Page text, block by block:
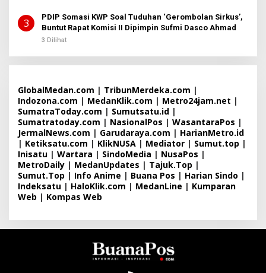
3
PDIP Somasi KWP Soal Tuduhan ‘Gerombolan Sirkus’,
Buntut Rapat Komisi II Dipimpin Sufmi Dasco Ahmad
3 Dilihat
GlobalMedan.com | TribunMerdeka.com |
Indozona.com | MedanKlik.com | Metro24jam.net |
SumatraToday.com | Sumutsatu.id |
Sumatratoday.com | NasionalPos | WasantaraPos |
JermalNews.com | Garudaraya.com | HarianMetro.id
| Ketiksatu.com | KlikNUSA | Mediator | Sumut.top |
Inisatu | Wartara | SindoMedia | NusaPos |
MetroDaily | MedanUpdates | Tajuk.Top |
Sumut.Top | Info Anime | Buana Pos | Harian Sindo |
Indeksatu | HaloKlik.com | MedanLine | Kumparan
Web | Kompas Web